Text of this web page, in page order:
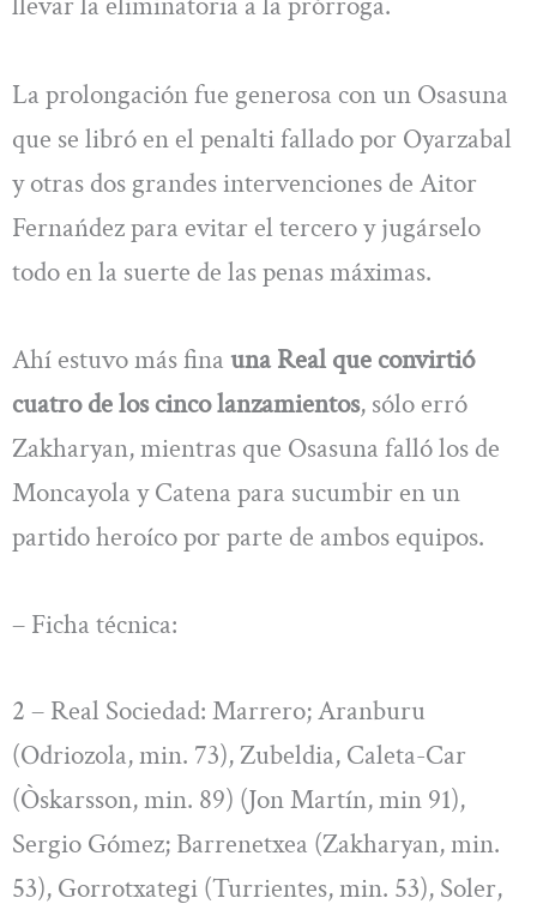
La prolongación fue generosa con un Osasuna
que se libró en el penalti fallado por Oyarzabal
y otras dos grandes intervenciones de Aitor
Fernańdez para evitar el tercero y jugárselo
todo en la suerte de las penas máximas.
Ahí estuvo más fina una Real que convirtió
cuatro de los cinco lanzamientos, sólo erró
Zakharyan, mientras que Osasuna falló los de
Moncayola y Catena para sucumbir en un
partido heroíco por parte de ambos equipos.
– Ficha técnica:
2 – Real Sociedad: Marrero; Aranburu
(Odriozola, min. 73), Zubeldia, Caleta-Car
(Òskarsson, min. 89) (Jon Martín, min 91),
Sergio Gómez; Barrenetxea (Zakharyan, min.
53), Gorrotxategi (Turrientes, min. 53), Soler,